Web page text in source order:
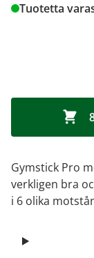
Tuotetta
Gymstick Pro
verkligen bra
i 6 olika